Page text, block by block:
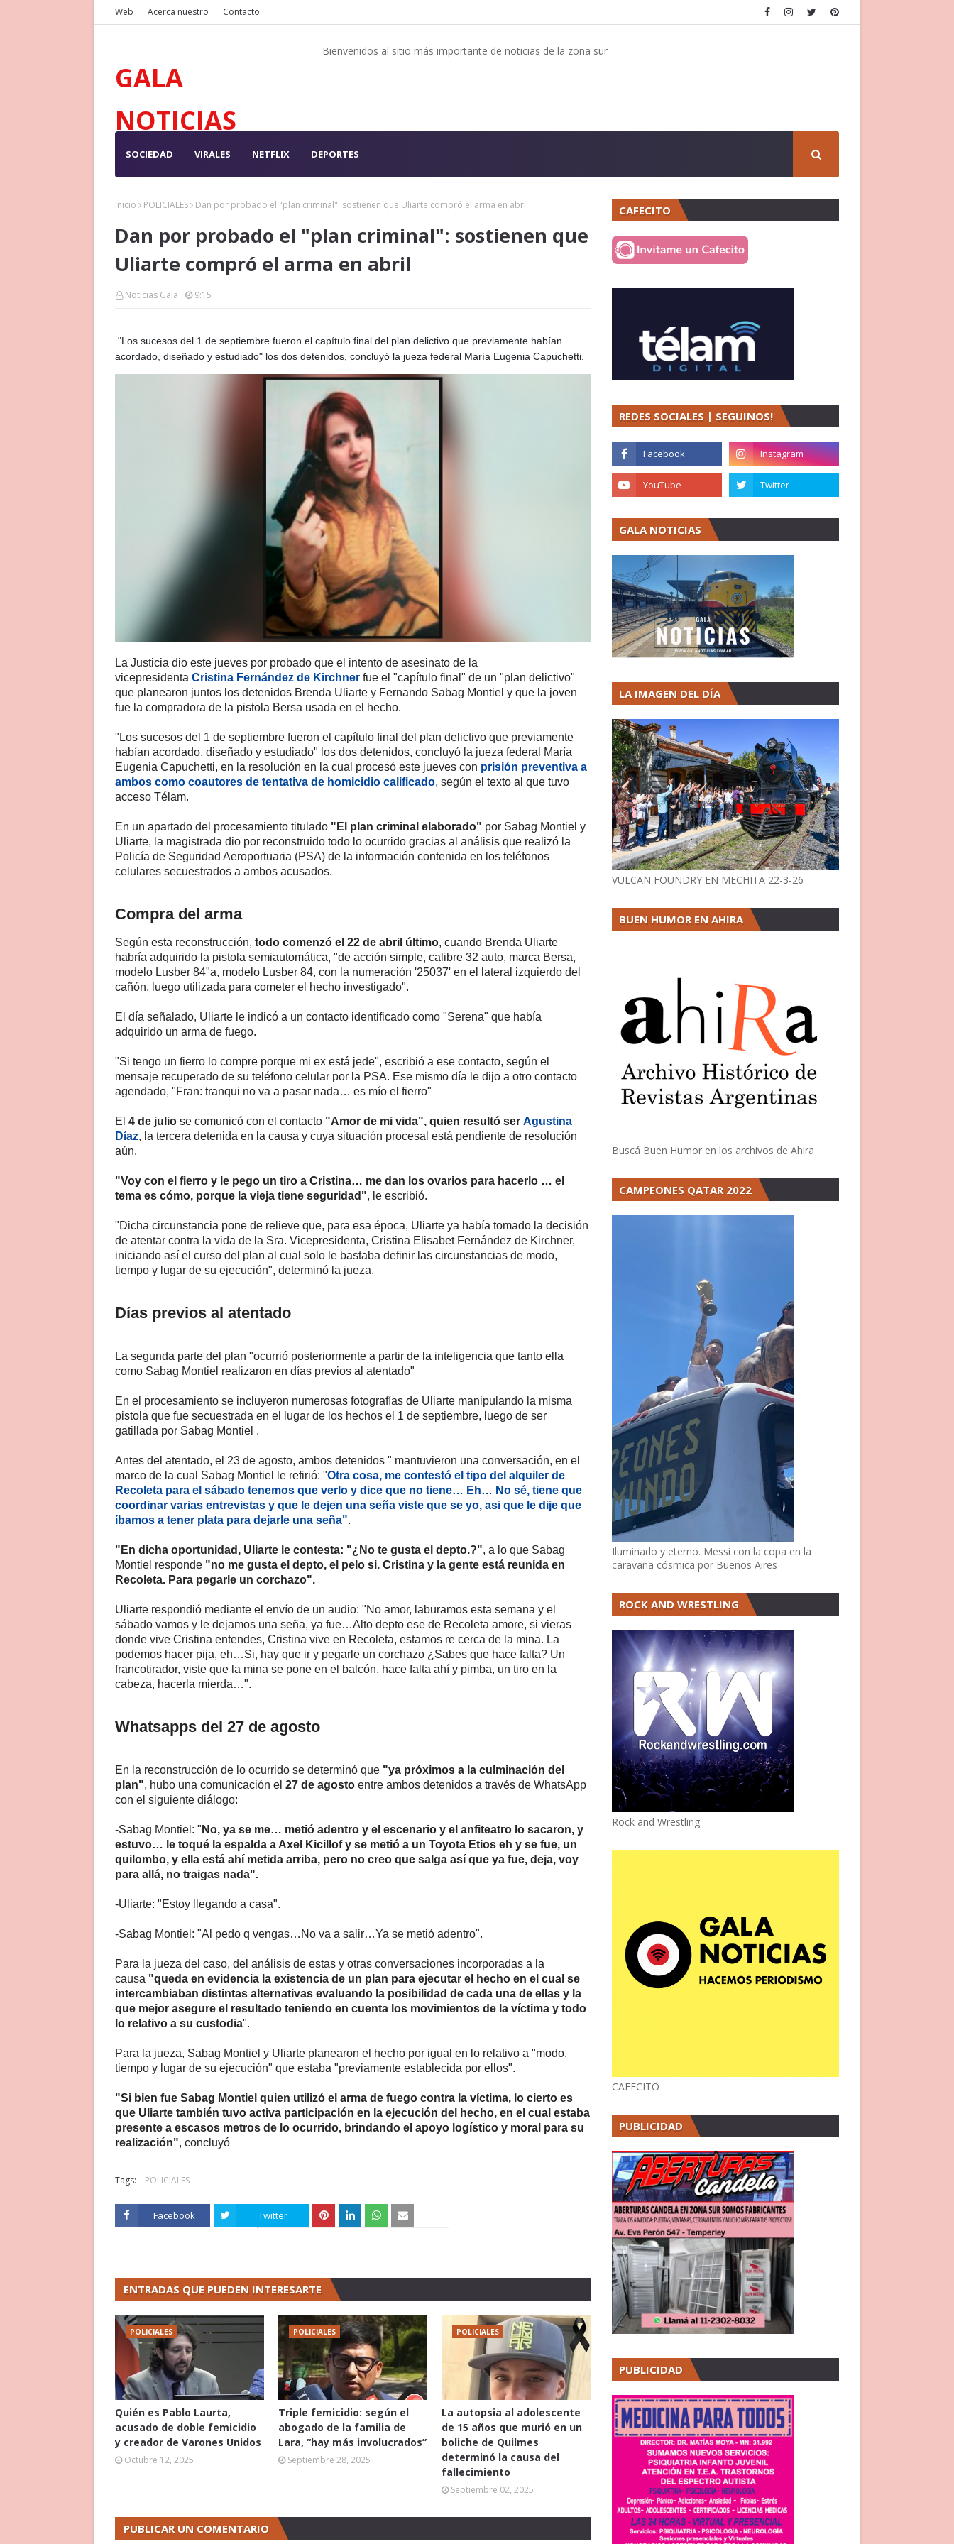
Web Acerca nuestro Contacto
GALA
NOTICIAS
Bienvenidos al sitio más importante de noticias de la zona sur
SOCIEDAD VIRALES NETFLIX DEPORTES
Inicio POLICIALES Dan por probado el "plan criminal": sostienen que Uliarte compró el arma en abril
Dan por probado el "plan criminal": sostienen que
Uliarte compró el arma en abril
Noticias Gala 9:15
"Los sucesos del 1 de septiembre fueron el capítulo final del plan delictivo que previamente habían
acordado, diseñado y estudiado" los dos detenidos, concluyó la jueza federal María Eugenia Capuchetti.
La Justicia dio este jueves por probado que el intento de asesinato de la
vicepresidenta Cristina Fernández de Kirchner fue el "capítulo final" de un "plan delictivo"
que planearon juntos los detenidos Brenda Uliarte y Fernando Sabag Montiel y que la joven
fue la compradora de la pistola Bersa usada en el hecho.
"Los sucesos del 1 de septiembre fueron el capítulo final del plan delictivo que previamente
habían acordado, diseñado y estudiado" los dos detenidos, concluyó la jueza federal María
Eugenia Capuchetti, en la resolución en la cual procesó este jueves con prisión preventiva a
ambos como coautores de tentativa de homicidio calificado, según el texto al que tuvo
acceso Télam.
En un apartado del procesamiento titulado "El plan criminal elaborado" por Sabag Montiel y
Uliarte, la magistrada dio por reconstruido todo lo ocurrido gracias al análisis que realizó la
Policía de Seguridad Aeroportuaria (PSA) de la información contenida en los teléfonos
celulares secuestrados a ambos acusados.
Compra del arma
Según esta reconstrucción, todo comenzó el 22 de abril último, cuando Brenda Uliarte
habría adquirido la pistola semiautomática, "de acción simple, calibre 32 auto, marca Bersa,
modelo Lusber 84"a, modelo Lusber 84, con la numeración '25037' en el lateral izquierdo del
cañón, luego utilizada para cometer el hecho investigado".
El día señalado, Uliarte le indicó a un contacto identificado como "Serena" que había
adquirido un arma de fuego.
"Si tengo un fierro lo compre porque mi ex está jede", escribió a ese contacto, según el
mensaje recuperado de su teléfono celular por la PSA. Ese mismo día le dijo a otro contacto
agendado, "Fran: tranqui no va a pasar nada… es mío el fierro"
El 4 de julio se comunicó con el contacto "Amor de mi vida", quien resultó ser Agustina
Díaz, la tercera detenida en la causa y cuya situación procesal está pendiente de resolución
aún.
"Voy con el fierro y le pego un tiro a Cristina… me dan los ovarios para hacerlo … el
tema es cómo, porque la vieja tiene seguridad", le escribió.
"Dicha circunstancia pone de relieve que, para esa época, Uliarte ya había tomado la decisión
de atentar contra la vida de la Sra. Vicepresidenta, Cristina Elisabet Fernández de Kirchner,
iniciando así el curso del plan al cual solo le bastaba definir las circunstancias de modo,
tiempo y lugar de su ejecución", determinó la jueza.
Días previos al atentado
La segunda parte del plan "ocurrió posteriormente a partir de la inteligencia que tanto ella
como Sabag Montiel realizaron en días previos al atentado"
En el procesamiento se incluyeron numerosas fotografías de Uliarte manipulando la misma
pistola que fue secuestrada en el lugar de los hechos el 1 de septiembre, luego de ser
gatillada por Sabag Montiel .
Antes del atentado, el 23 de agosto, ambos detenidos " mantuvieron una conversación, en el
marco de la cual Sabag Montiel le refirió: "Otra cosa, me contestó el tipo del alquiler de
Recoleta para el sábado tenemos que verlo y dice que no tiene… Eh… No sé, tiene que
coordinar varias entrevistas y que le dejen una seña viste que se yo, asi que le dije que
íbamos a tener plata para dejarle una seña".
"En dicha oportunidad, Uliarte le contesta: "¿No te gusta el depto.?", a lo que Sabag
Montiel responde "no me gusta el depto, el pelo si. Cristina y la gente está reunida en
Recoleta. Para pegarle un corchazo".
Uliarte respondió mediante el envío de un audio: "No amor, laburamos esta semana y el
sábado vamos y le dejamos una seña, ya fue…Alto depto ese de Recoleta amore, si vieras
donde vive Cristina entendes, Cristina vive en Recoleta, estamos re cerca de la mina. La
podemos hacer pija, eh…Si, hay que ir y pegarle un corchazo ¿Sabes que hace falta? Un
francotirador, viste que la mina se pone en el balcón, hace falta ahí y pimba, un tiro en la
cabeza, hacerla mierda…".
Whatsapps del 27 de agosto
En la reconstrucción de lo ocurrido se determinó que "ya próximos a la culminación del
plan", hubo una comunicación el 27 de agosto entre ambos detenidos a través de WhatsApp
con el siguiente diálogo:
-Sabag Montiel: " No, ya se me… metió adentro y el escenario y el anfiteatro lo sacaron, y
estuvo… le toqué la espalda a Axel Kicillof y se metió a un Toyota Etios eh y se fue, un
quilombo, y ella está ahí metida arriba, pero no creo que salga así que ya fue, deja, voy
para allá, no traigas nada".
-Uliarte: "Estoy llegando a casa".
-Sabag Montiel: "Al pedo q vengas…No va a salir…Ya se metió adentro".
Para la jueza del caso, del análisis de estas y otras conversaciones incorporadas a la
causa "queda en evidencia la existencia de un plan para ejecutar el hecho en el cual se
intercambiaban distintas alternativas evaluando la posibilidad de cada una de ellas y la
que mejor asegure el resultado teniendo en cuenta los movimientos de la víctima y todo
lo relativo a su custodia".
Para la jueza, Sabag Montiel y Uliarte planearon el hecho por igual en lo relativo a "modo,
tiempo y lugar de su ejecución" que estaba "previamente establecida por ellos".
"Si bien fue Sabag Montiel quien utilizó el arma de fuego contra la víctima, lo cierto es
que Uliarte también tuvo activa participación en la ejecución del hecho, en el cual estaba
presente a escasos metros de lo ocurrido, brindando el apoyo logístico y moral para su
realización", concluyó
Tags: POLICIALES
Facebook Twitter
ENTRADAS QUE PUEDEN INTERESARTE
POLICIALES
Quién es Pablo Laurta,
acusado de doble femicidio
y creador de Varones Unidos
Octubre 12, 2025
POLICIALES
Triple femicidio: según el
abogado de la familia de
Lara, “hay más involucrados”
Septiembre 28, 2025
POLICIALES
La autopsia al adolescente
de 15 años que murió en un
boliche de Quilmes
determinó la causa del
fallecimiento
Septiembre 02, 2025
PUBLICAR UN COMENTARIO
CAFECITO
REDES SOCIALES | SEGUINOS!
GALA NOTICIAS
LA IMAGEN DEL DÍA
VULCAN FOUNDRY EN MECHITA 22-3-26
BUEN HUMOR EN AHIRA
Buscá Buen Humor en los archivos de Ahira
CAMPEONES QATAR 2022
Iluminado y eterno. Messi con la copa en la
caravana cósmica por Buenos Aires
ROCK AND WRESTLING
Rock and Wrestling
CAFECITO
PUBLICIDAD
PUBLICIDAD